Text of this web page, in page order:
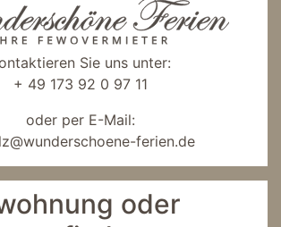
Sie uns unter:
+ 49 173 92 0 97 11
oder per E-Mail:
ferien.de
oder